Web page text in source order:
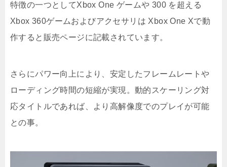
特徴の一つとしてXbox One ゲームや 300 を超える
Xbox 360ゲームおよびアクセサリは Xbox One Xで動
作すると販売ページに記載されています。
さらにパワー向上により、安定したフレームレートや
ローディング時間の短縮が実現。動的スケーリング対
応タイトルであれば、より高解像度でのプレイが可能
との事。